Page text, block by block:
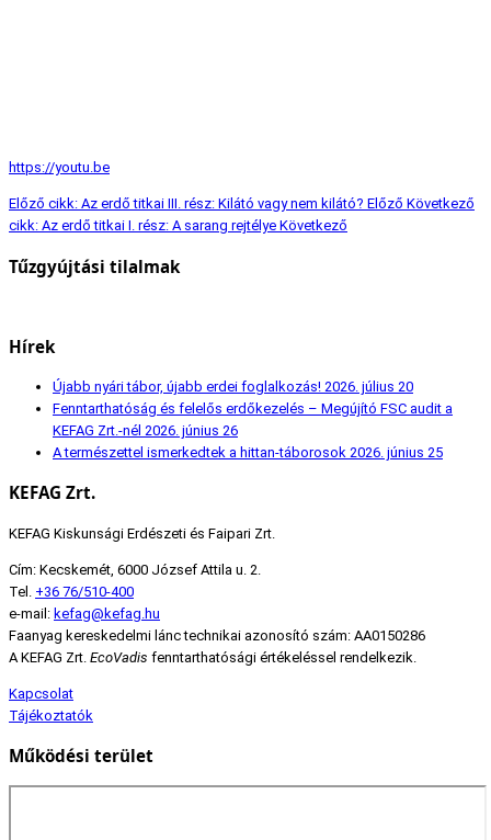
https://youtu.be
Előző cikk: Az erdő titkai III. rész: Kilátó vagy nem kilátó? Előző Következő
cikk: Az erdő titkai I. rész: A sarang rejtélye Következő
Tűzgyújtási tilalmak
Hírek
Újabb nyári tábor, újabb erdei foglalkozás! 2026. július 20
Fenntarthatóság és felelős erdőkezelés – Megújító FSC audit a
KEFAG Zrt.-nél 2026. június 26
A természettel ismerkedtek a hittan-táborosok 2026. június 25
KEFAG Zrt.
KEFAG Kiskunsági Erdészeti és Faipari Zrt.
Cím: Kecskemét, 6000 József Attila u. 2.
Tel. +36 76/510-400
e-mail: kefag@kefag.hu
Faanyag kereskedelmi lánc technikai azonosító szám: AA0150286
A KEFAG Zrt. EcoVadis fenntarthatósági értékeléssel rendelkezik.
Kapcsolat
Tájékoztatók
Működési terület